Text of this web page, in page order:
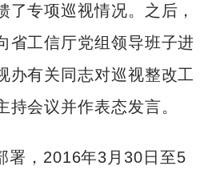
了专项巡视情况。之后，
省工信厅党组领导班子进
办有关同志对巡视整改工
持会议并作表态发言。
署，2016年3月30日至5